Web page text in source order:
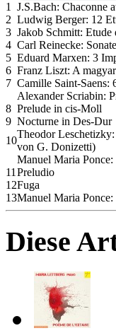
1
J.S.Bach: Chaconne
2 Ludwig Berger: 12
3 Jakob Schmitt:
4 Carl Reinecke:
5 Eduard Marxen: 3
6 Franz Liszt: A
7 Camille Saint-Saens:
Alexander Scriabin:
8 Prelude in cis-Moll
9 Nocturne in Des-Dur
10
Theodor
von G. Donizetti)
Manuel Maria Ponce:
11 Preludio
12Fuga
13Manuel Maria
Diese